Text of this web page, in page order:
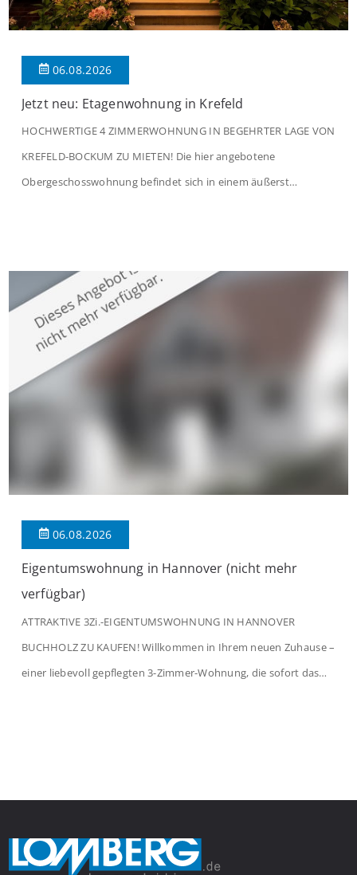
06.08.2026
Jetzt neu: Etagenwohnung in Krefeld
HOCHWERTIGE 4 ZIMMERWOHNUNG IN BEGEHRTER LAGE VON
KREFELD-BOCKUM ZU MIETEN! Die hier angebotene
Obergeschosswohnung befindet sich in einem äußerst
großzügige Räume und eine hochwertige Ausstattung, die
modernen Wohnkomfort mit einem stilvollen Ambiente
verbindet. Der […]
06.08.2026
Eigentumswohnung in Hannover (nicht mehr
verfügbar)
ATTRAKTIVE 3Zi.-EIGENTUMSWOHNUNG IN HANNOVER
BUCHHOLZ ZU KAUFEN! Willkommen in Ihrem neuen Zuhause –
einer liebevoll gepflegten 3-Zimmer-Wohnung, die sofort das